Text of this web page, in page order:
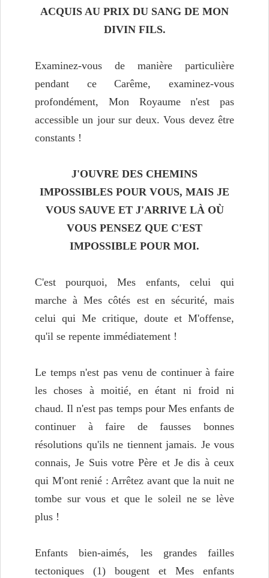
ACQUIS AU PRIX DU SANG DE MON
DIVIN FILS.
Examinez-vous de manière particulière
pendant ce Carême, examinez-vous
profondément, Mon Royaume n'est pas
accessible un jour sur deux. Vous devez être
constants !
J'OUVRE DES CHEMINS
IMPOSSIBLES POUR VOUS, MAIS JE
VOUS SAUVE ET J'ARRIVE LÀ OÙ
VOUS PENSEZ QUE C'EST
IMPOSSIBLE POUR MOI.
C'est pourquoi, Mes enfants, celui qui
marche à Mes côtés est en sécurité, mais
celui qui Me critique, doute et M'offense,
qu'il se repente immédiatement !
Le temps n'est pas venu de continuer à faire
les choses à moitié, en étant ni froid ni
chaud. Il n'est pas temps pour Mes enfants de
continuer à faire de fausses bonnes
résolutions qu'ils ne tiennent jamais. Je vous
connais, Je Suis votre Père et Je dis à ceux
qui M'ont renié : Arrêtez avant que la nuit ne
tombe sur vous et que le soleil ne se lève
plus !
Enfants bien-aimés, les grandes failles
tectoniques (1) bougent et Mes enfants